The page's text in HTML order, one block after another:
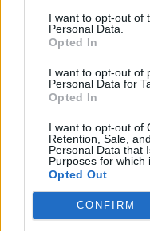
I want to opt-out of
Personal Data.
Opted In
I want to opt-out of
Personal Data for
Opted In
I want to opt-out of
Retention, Sale,
Personal Data that
Purposes for which
Opted Out
CONFIRM
La borsa di studio
cloud computing per la
italiano leader nello